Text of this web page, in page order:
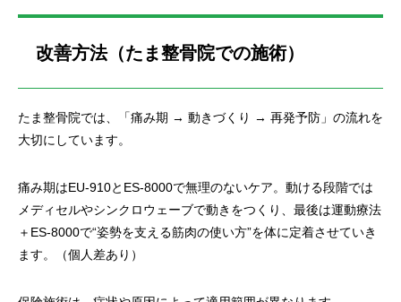
改善方法（たま整骨院での施術）
たま整骨院では、「痛み期 → 動きづくり → 再発予防」の流れを
大切にしています。
痛み期はEU-910とES-8000で無理のないケア。動ける段階では
メディセルやシンクロウェーブで動きをつくり、最後は運動療法
＋ES-8000で“姿勢を支える筋肉の使い方”を体に定着させていき
ます。（個人差あり）